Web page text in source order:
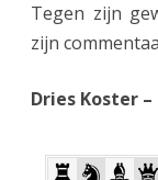
Tegen zijn
zijn
Dries Koster –